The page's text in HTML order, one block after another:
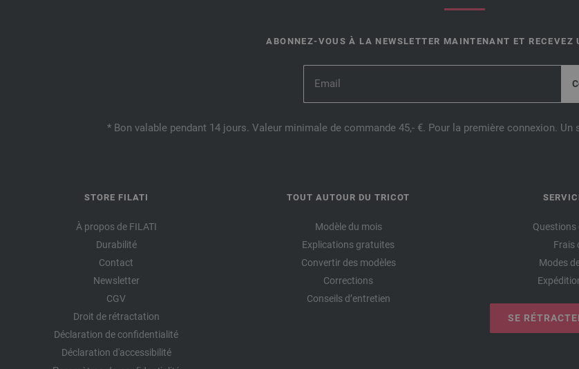
ABONNEZ-VOUS À LA NEWSLETTER MAINTENANT ET RECEVEZ
* Bon valable pendant 14 jours. Valeur minimale de commande 45,- €. Pour la première connexion.
STORE FILATI
À propos de FILATI
Durabilité
Contact
Newsletter
CGV
Droit de rétractation
Déclaration de confidentialité
Déclaration d'accessibilité
TOUT AUTOUR DU TRICOT
Modèle du mois
Explications gratuites
Convertir des modèles
Corrections
Conseils d’entretien
Questions
Frais
Modes
SE